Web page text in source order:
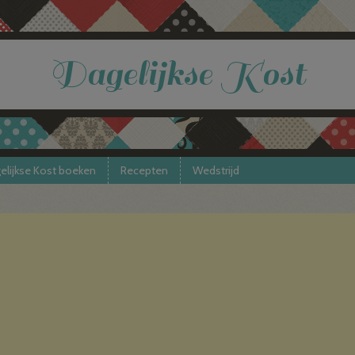
Dagelijkse Kost
Kost boeken Recepten Wedstrijd